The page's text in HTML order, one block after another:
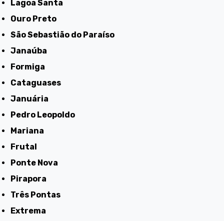
Lagoa Santa
Ouro Preto
São Sebastião do Paraíso
Janaúba
Formiga
Cataguases
Januária
Pedro Leopoldo
Mariana
Frutal
Ponte Nova
Pirapora
Três Pontas
Extrema